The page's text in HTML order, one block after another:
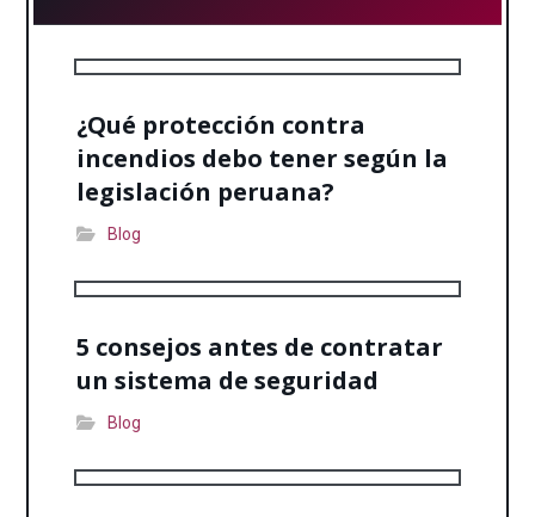
¿Qué protección contra
incendios debo tener según la
legislación peruana?
Blog
5 consejos antes de contratar
un sistema de seguridad
Blog